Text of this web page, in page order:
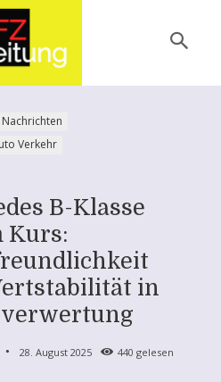
Verkehr
B-Klasse
Kurs:
in
28. August 2025 440 gelesen